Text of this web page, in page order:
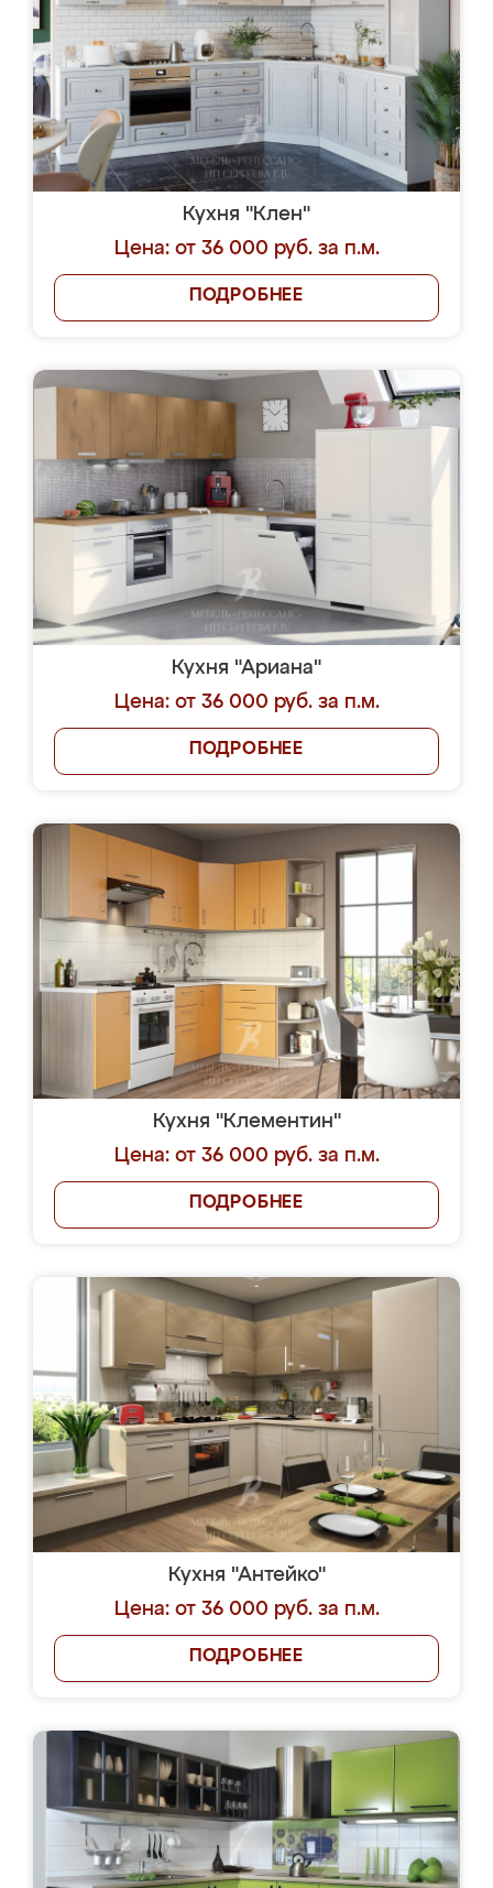
Кухня "Клен"
Цена: от 36 000 руб. за п.м.
ПОДРОБНЕЕ
Кухня "Ариана"
Цена: от 36 000 руб. за п.м.
ПОДРОБНЕЕ
Кухня "Клементин"
Цена: от 36 000 руб. за п.м.
ПОДРОБНЕЕ
Кухня "Антейко"
Цена: от 36 000 руб. за п.м.
ПОДРОБНЕЕ